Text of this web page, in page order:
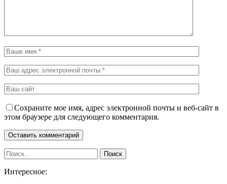
Сохраните мое имя, адрес электронной почты и веб-сайт в
этом браузере для следующего комментария.
Интересное: